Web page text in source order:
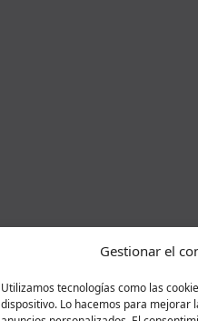
Gestionar el
Utilizamos tecnologías como las
dispositivo. Lo hacemos para mejorar